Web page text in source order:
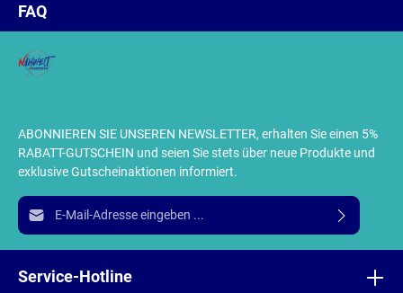
ABONNIEREN SIE UNSEREN NEWSLETTER, erhalten Sie einen 5%
RABATT-GUTSCHEIN und seien Sie stets über neue Produkte und
exklusive Gutscheinaktionen informiert.
E-Mail-Adresse*
Ich habe dieDatenschutzbestimmungenzur Kenntnis
einverstanden.
Service-Hotline
FAQ